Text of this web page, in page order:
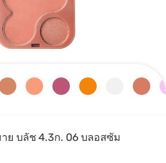
ย บลัช 4.3ก. 06 บลอสซัม